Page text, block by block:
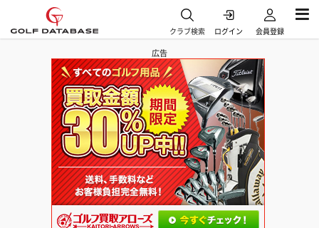
クラブ検索 ログイン 会員登録
広告